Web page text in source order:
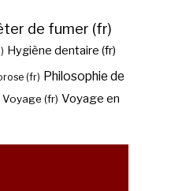
de fumer (fr)
Hygiène dentaire (fr)
(fr) Philosophie de
Voyage (fr) Voyage en